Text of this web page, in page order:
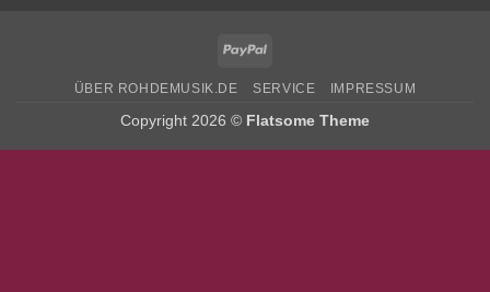
PayPal
ÜBER ROHDEMUSIK.DE SERVICE IMPRESSUM
Copyright 2026 © Flatsome Theme